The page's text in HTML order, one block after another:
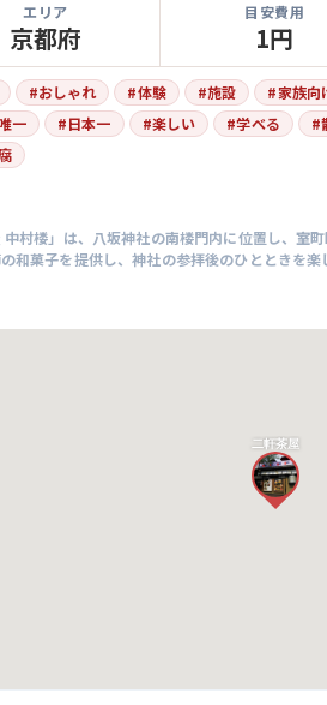
エリア
京都府
目安費用
1円
#おしゃれ #体験 #施設 #家族向
一 #日本一 #楽しい #学べる #
中村楼」は、八坂神社の南楼門内に位置し、室
和菓子を提供し、神社の参拝後のひとときを楽
二軒茶屋